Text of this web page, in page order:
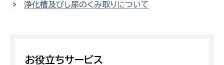
浄化槽及びし尿のくみ取りについて
お役立ちサービス